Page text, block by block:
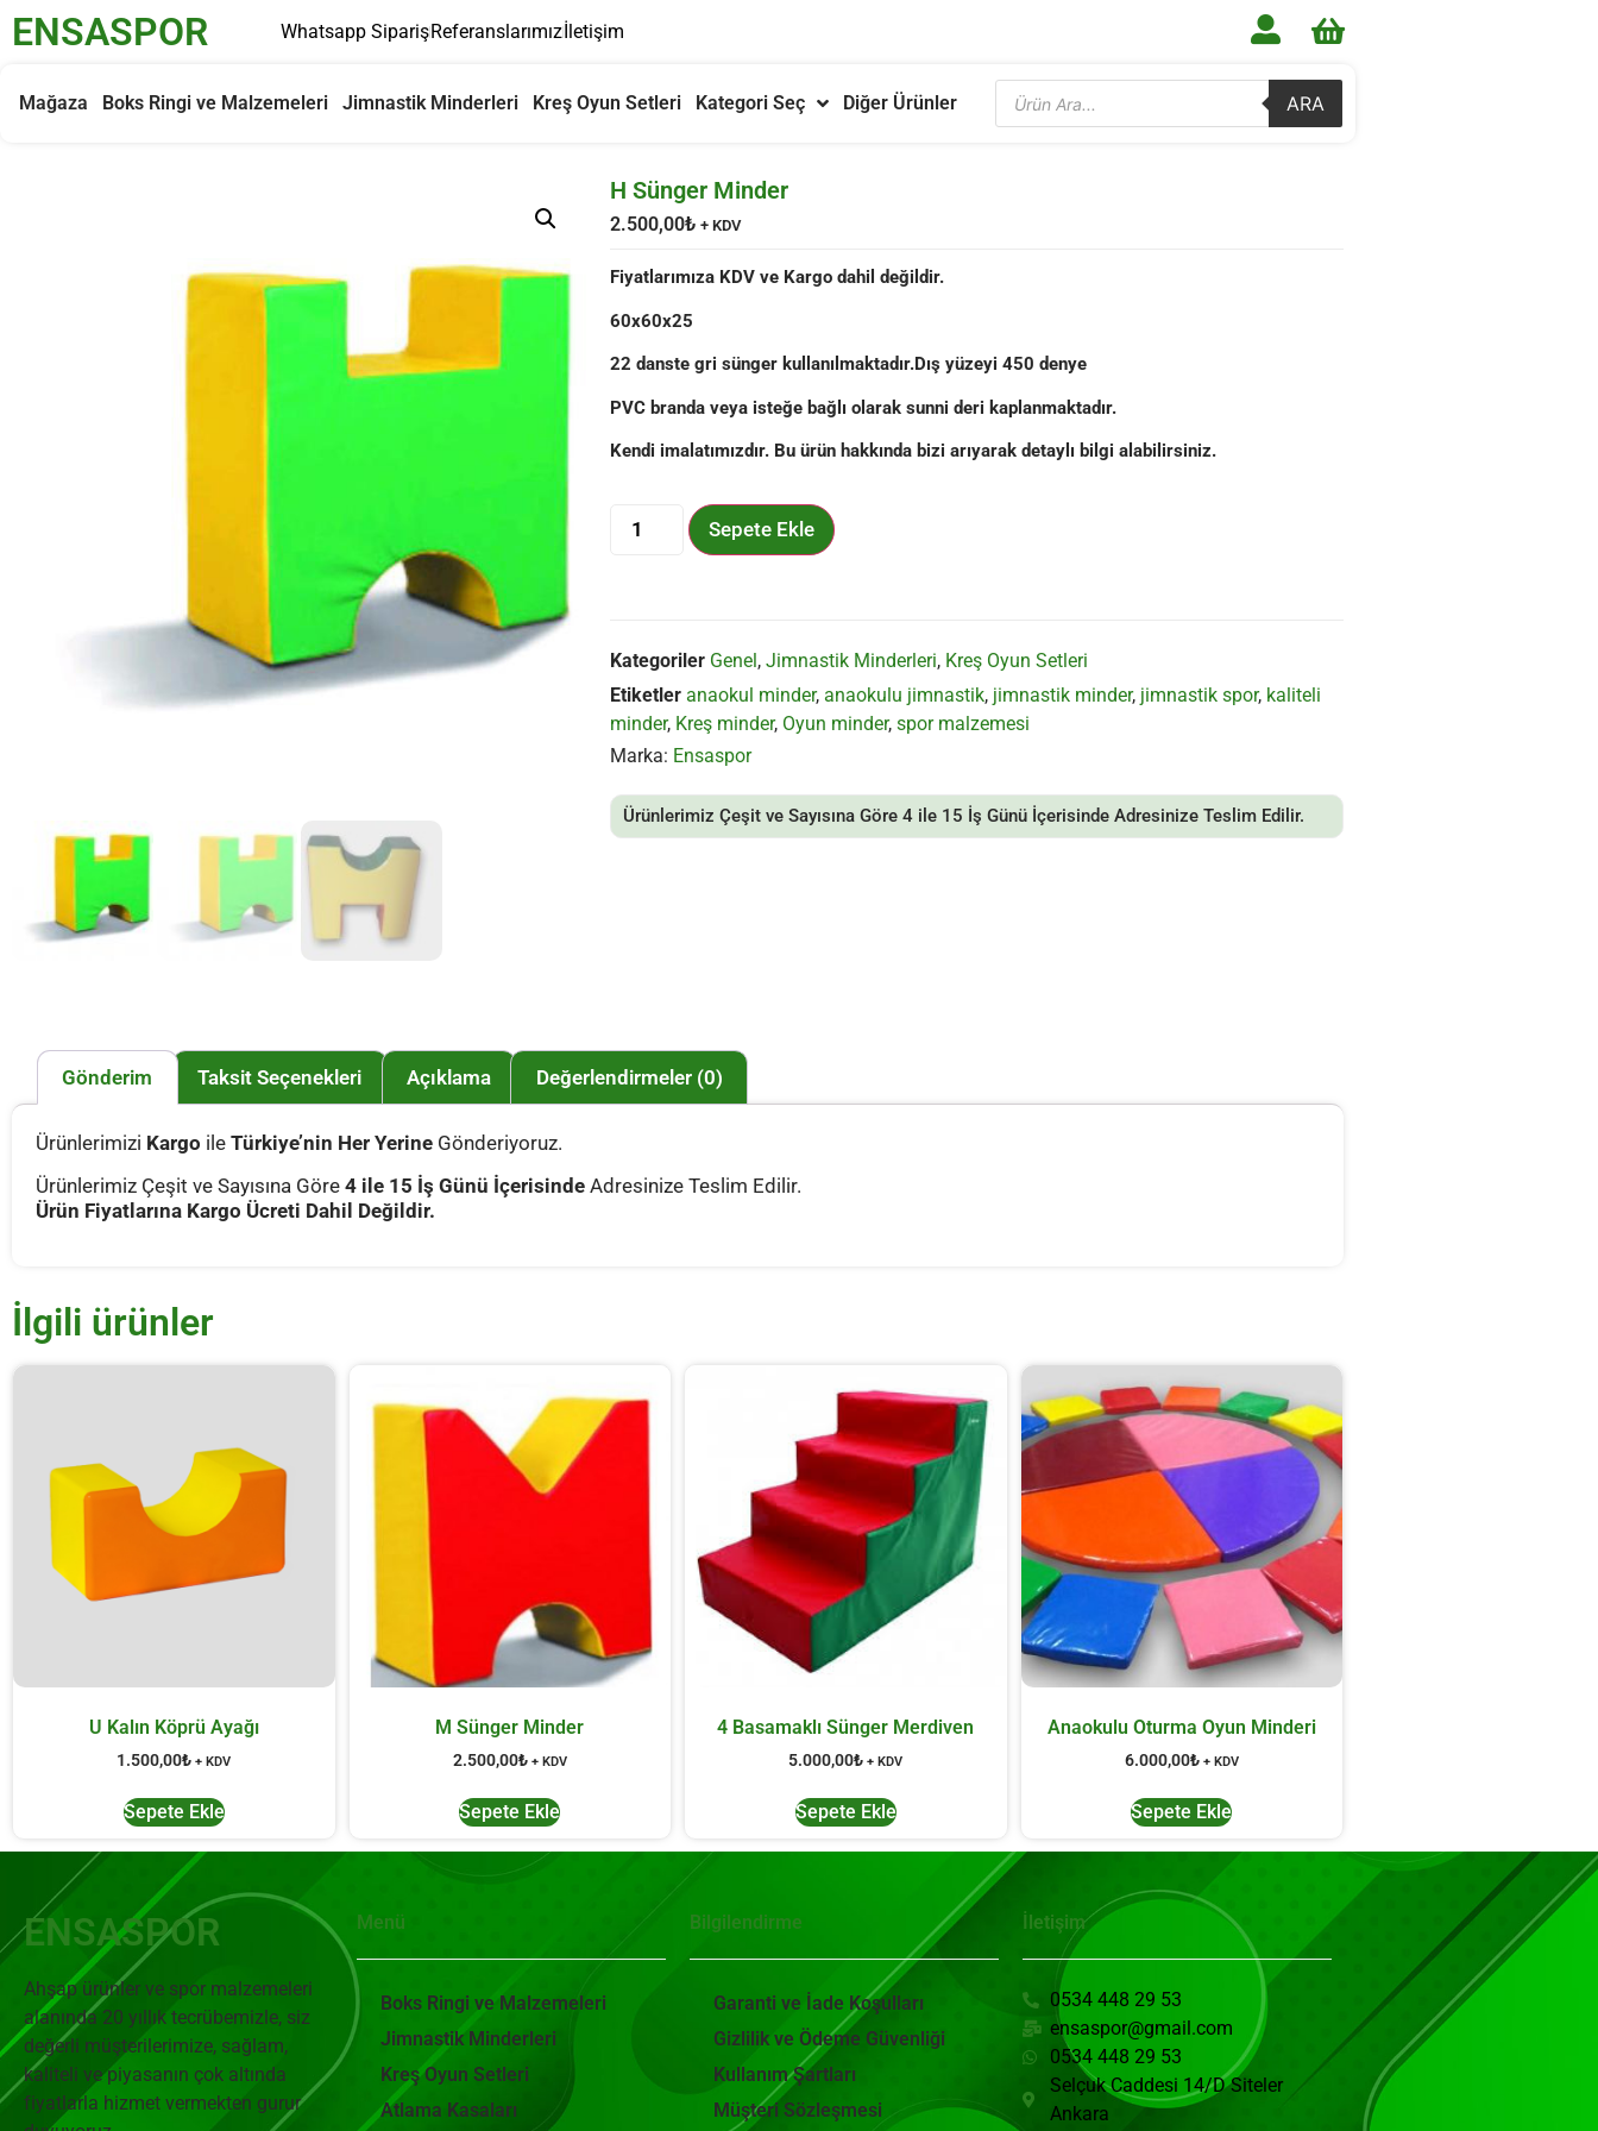
ENSASPOR Whatsapp SiparişReferanslarımızİletişim
Mağaza Boks Ringi ve Malzemeleri Jimnastik Minderleri Kreş Oyun Setleri Kategori Seç Diğer Ürünler ARA
H Sünger Minder
2.500,00₺ + KDV
Fiyatlarımıza KDV ve Kargo dahil değildir.
60x60x25
22 danste gri sünger kullanılmaktadır.Dış yüzeyi 450 denye
PVC branda veya isteğe bağlı olarak sunni deri kaplanmaktadır.
Kendi imalatımızdır. Bu ürün hakkında bizi arıyarak detaylı bilgi alabilirsiniz.
Sepete Ekle
Kategoriler Genel , Jimnastik Minderleri, Kreş Oyun Setleri
Etiketler anaokul minder, anaokulu jimnastik, jimnastik minder, jimnastik spor, kaliteli
minder, Kreş minder, Oyun minder, spor malzemesi
Marka: Ensaspor
Ürünlerimiz Çeşit ve Sayısına Göre 4 ile 15 İş Günü İçerisinde Adresinize Teslim Edilir.
Gönderim Taksit Seçenekleri Açıklama Değerlendirmeler (0)
Ürünlerimizi Kargo ile Türkiye’nin Her Yerine Gönderiyoruz.
Ürünlerimiz Çeşit ve Sayısına Göre 4 ile 15 İş Günü İçerisinde Adresinize Teslim Edilir.
Ürün Fiyatlarına Kargo Ücreti Dahil Değildir.
İlgili ürünler
U Kalın Köprü Ayağı
1.500,00₺ + KDV
Sepete Ekle
M Sünger Minder
2.500,00₺ + KDV
Sepete Ekle
4 Basamaklı Sünger Merdiven
5.000,00₺ + KDV
Sepete Ekle
Anaokulu Oturma Oyun Minderi
6.000,00₺ + KDV
Sepete Ekle
ENSASPOR
Ahşap ürünler ve spor malzemeleri
alanında 20 yıllık tecrübemizle, siz
değerli müşterilerimize, sağlam,
kaliteli ve piyasanın çok altında
fiyatlarla hizmet vermekten gurur
Menü
Boks Ringi ve Malzemeleri
Jimnastik Minderleri
Kreş Oyun Setleri
Atlama Kasaları
Bilgilendirme
Garanti ve İade Koşulları
Gizlilik ve Ödeme Güvenliği
Kullanım Şartları
Müşteri Sözleşmesi
İletişim
0534 448 29 53
ensaspor@gmail.com
0534 448 29 53
Selçuk Caddesi 14/D Siteler
Ankara